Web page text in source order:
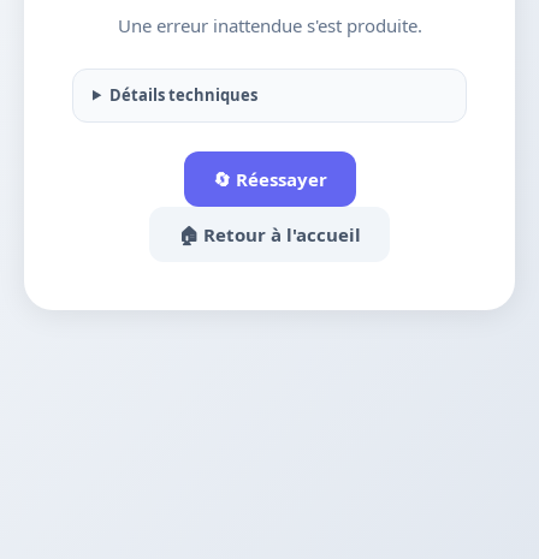
Une erreur inattendue s'est produite.
Détails techniques
🔄 Réessayer
🏠 Retour à l'accueil